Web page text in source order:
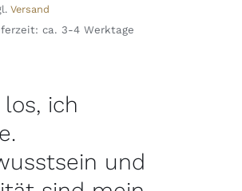
Versand
ca. 3-4 Werktage
ich
und